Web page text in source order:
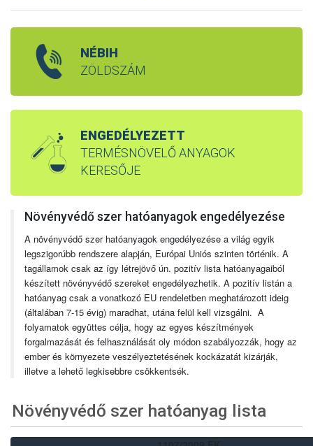
NÉBIH
ZÖLDSZÁM
ENGEDÉLYEZETT
TERMÉSNÖVELŐ ANYAGOK
KERESŐJE
Növényvédő szer hatóanyagok engedélyezése
A növényvédő szer hatóanyagok engedélyezése a világ egyik
legszigorúbb rendszere alapján, Európai Uniós szinten történik. A
tagállamok csak az így létrejövő ún. pozitív lista hatóanyagaiból
készített növényvédő szereket engedélyezhetik. A pozitív listán a
hatóanyag csak a vonatkozó EU rendeletben meghatározott ideig
(általában 7-15 évig) maradhat, utána felül kell vizsgálni. A
folyamatok együttes célja, hogy az egyes készítmények
forgalmazását és felhasználását oly módon szabályozzák, hogy az
ember és környezete veszélyeztetésének kockázatát kizárják,
illetve a lehető legkisebbre csökkentsék.
Növényvédő szer hatóanyag lista